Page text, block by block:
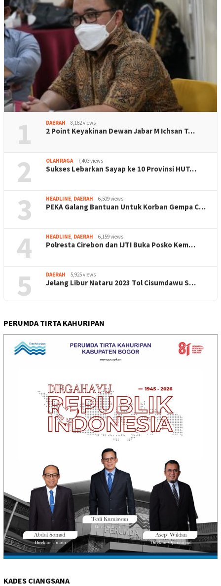
1 DAERAH 8,162 views
2 Point Keyakinan Dewan Jabar M Ichsan T…
2 OLAHRAGA 7,403 views
Sukses Lebarkan Sayap ke 10 Provinsi HUT…
3 HEADLINE, DAERAH 6,509 views
PEKA Galang Bantuan Untuk Korban Gempa C…
4 HEADLINE, DAERAH 6,159 views
Polresta Cirebon dan IJTI Buka Posko Kem…
5 DAERAH 5,925 views
Jelang Libur Nataru 2023 Tol Cisumdawu S…
PERUMDA TIRTA KAHURIPAN
KADES CIANGSANA